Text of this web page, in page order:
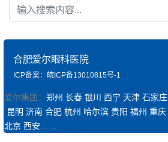
合肥爱尔眼科医院
ICP备案：皖ICP备13010815号-1
爱尔集团： 郑州 长春 银川 西宁 天津 石家庄
昆明 济南 合肥 杭州 哈尔滨 贵阳 福州 重庆
北京 西安